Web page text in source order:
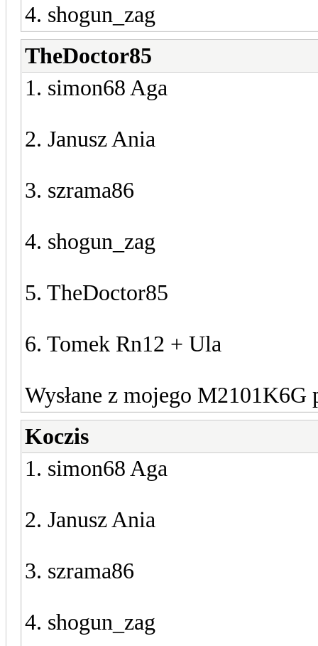
4. shogun_zag
TheDoctor85
1. simon68 Aga
2. Janusz Ania
3. szrama86
4. shogun_zag
5. TheDoctor85
6. Tomek Rn12 + Ula
Wysłane z mojego M2101K6G
Koczis
1. simon68 Aga
2. Janusz Ania
3. szrama86
4. shogun_zag